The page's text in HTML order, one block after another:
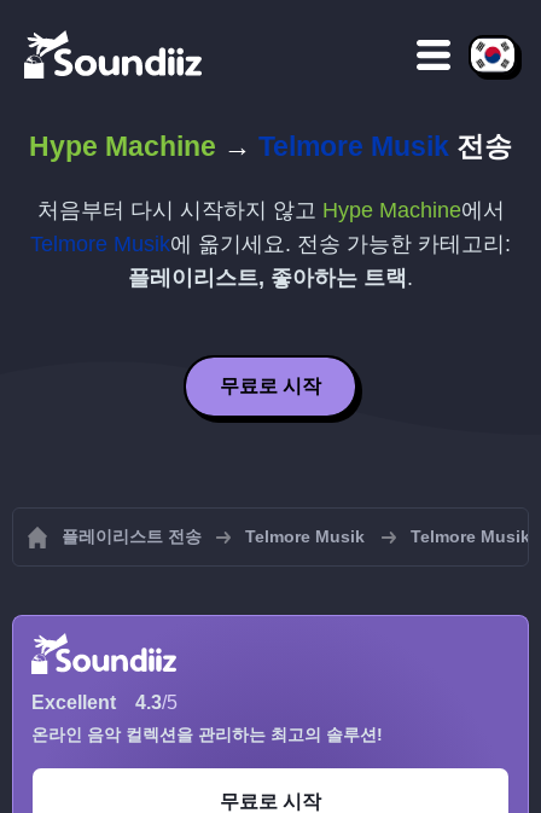
Hype Machine → Telmore Musik 전송
처음부터 다시 시작하지 않고 Hype Machine에서
Telmore Musik에 옮기세요. 전송 가능한 카테고리:
플레이리스트, 좋아하는 트랙.
무료로 시작
플레이리스트 전송 Telmore Musik Telmore Musik
Excellent 4.3/5
온라인 음악 컬렉션을 관리하는 최고의 솔루션!
무료로 시작